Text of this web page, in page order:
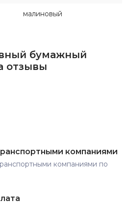
малиновый
бумажный
отзывы
компаниями
компаниями по